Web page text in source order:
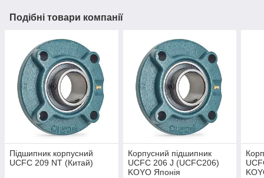
Подібні товари компанії
Підшипник корпусний
UCFC 209 NT (Китай)
Корпусний підшипник
UCFC 206 J (UCFC206)
KOYO Японія